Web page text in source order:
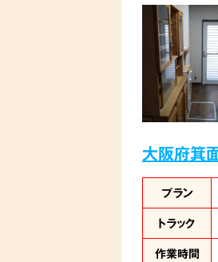
大阪府箕
プラン
トラック
作業時間